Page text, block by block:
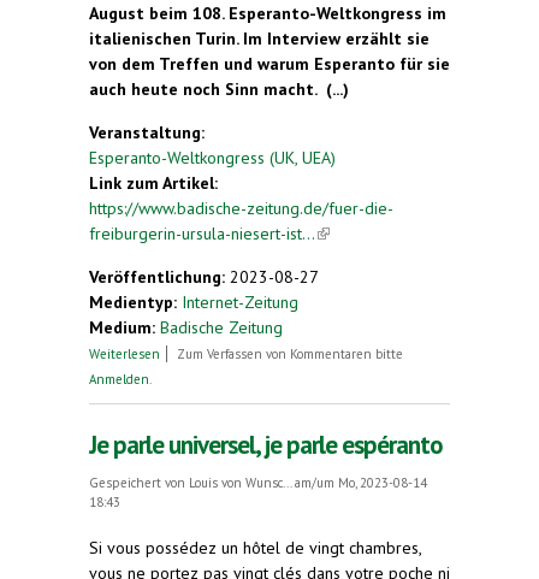
August beim 108. Esperanto-Weltkongress im
italienischen Turin. Im Interview erzählt sie
von dem Treffen und warum Esperanto für sie
auch heute noch Sinn macht. (...)
Veranstaltung:
Esperanto-Weltkongress (UK, UEA)
Link zum Artikel:
https://www.badische-zeitung.de/fuer-die-
freiburgerin-ursula-niesert-ist...(link is external)
Veröffentlichung: 2023-08-27
Medientyp: Internet-Zeitung
Medium: Badische Zeitung
Weiterlesen über Für die Freiburgerin Ursula Niesert ist die
Zum Verfassen von Kommentaren bitte
Anmelden
Je parle universel, je parle espéranto
Gespeichert von Louis von Wunsc...
am/um Mo, 2023-08-14
18:43
Si vous possédez un hôtel de vingt chambres,
vous ne portez pas vingt clés dans votre poche ni